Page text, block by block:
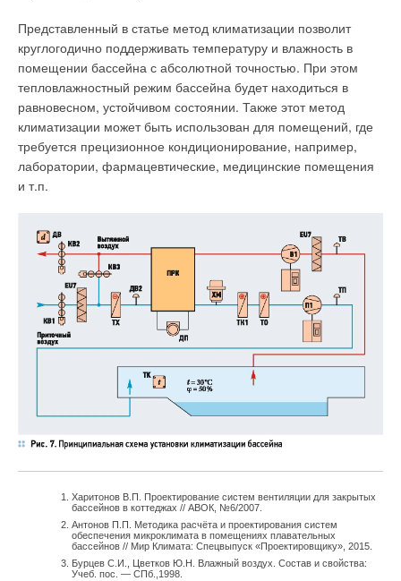
Представленный в статье метод климатизации позволит
круглогодично поддерживать температуру и влажность в
помещении бассейна с абсолютной точностью. При этом
тепловлажностный режим бассейна будет находиться в
равновесном, устойчивом состоянии. Также этот метод
климатизации может быть использован для помещений, где
требуется прецизионное кондиционирование, например,
лаборатории, фармацевтические, медицинские помещения
и т.п.
Харитонов В.П. Проектирование систем вентиляции для закрытых
бассейнов в коттеджах // АВОК, №6/2007.
Антонов П.П. Методика расчёта и проектирования систем
обеспечения микроклимата в помещениях плавательных
бассейнов // Мир Климата: Спецвыпуск «Проектировщику», 2015.
Бурцев С.И., Цветков Ю.Н. Влажный воздух. Состав и свойства:
Учеб. пос. — СПб.,1998.